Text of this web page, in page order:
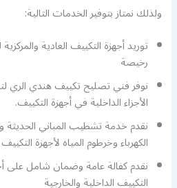
ولذلك نمتاز بتوفير الخدمات التالية:
توريد أجهزة التكييف العادية
رخيصة
نوفر فني تصليح تكييف هندي الري
الأجزاء الداخلية في أجهزة التكييف.
نقدم خدمة تشطيب المباني الحديثة
الكهرباء وخرطوم المياه لأجهزة التكييف
نقدم كفالة عامة وضمان شامل على
التكييف الداخلية والخارجية